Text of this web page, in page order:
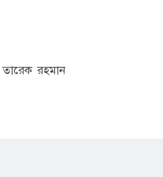
তারেক রহমান